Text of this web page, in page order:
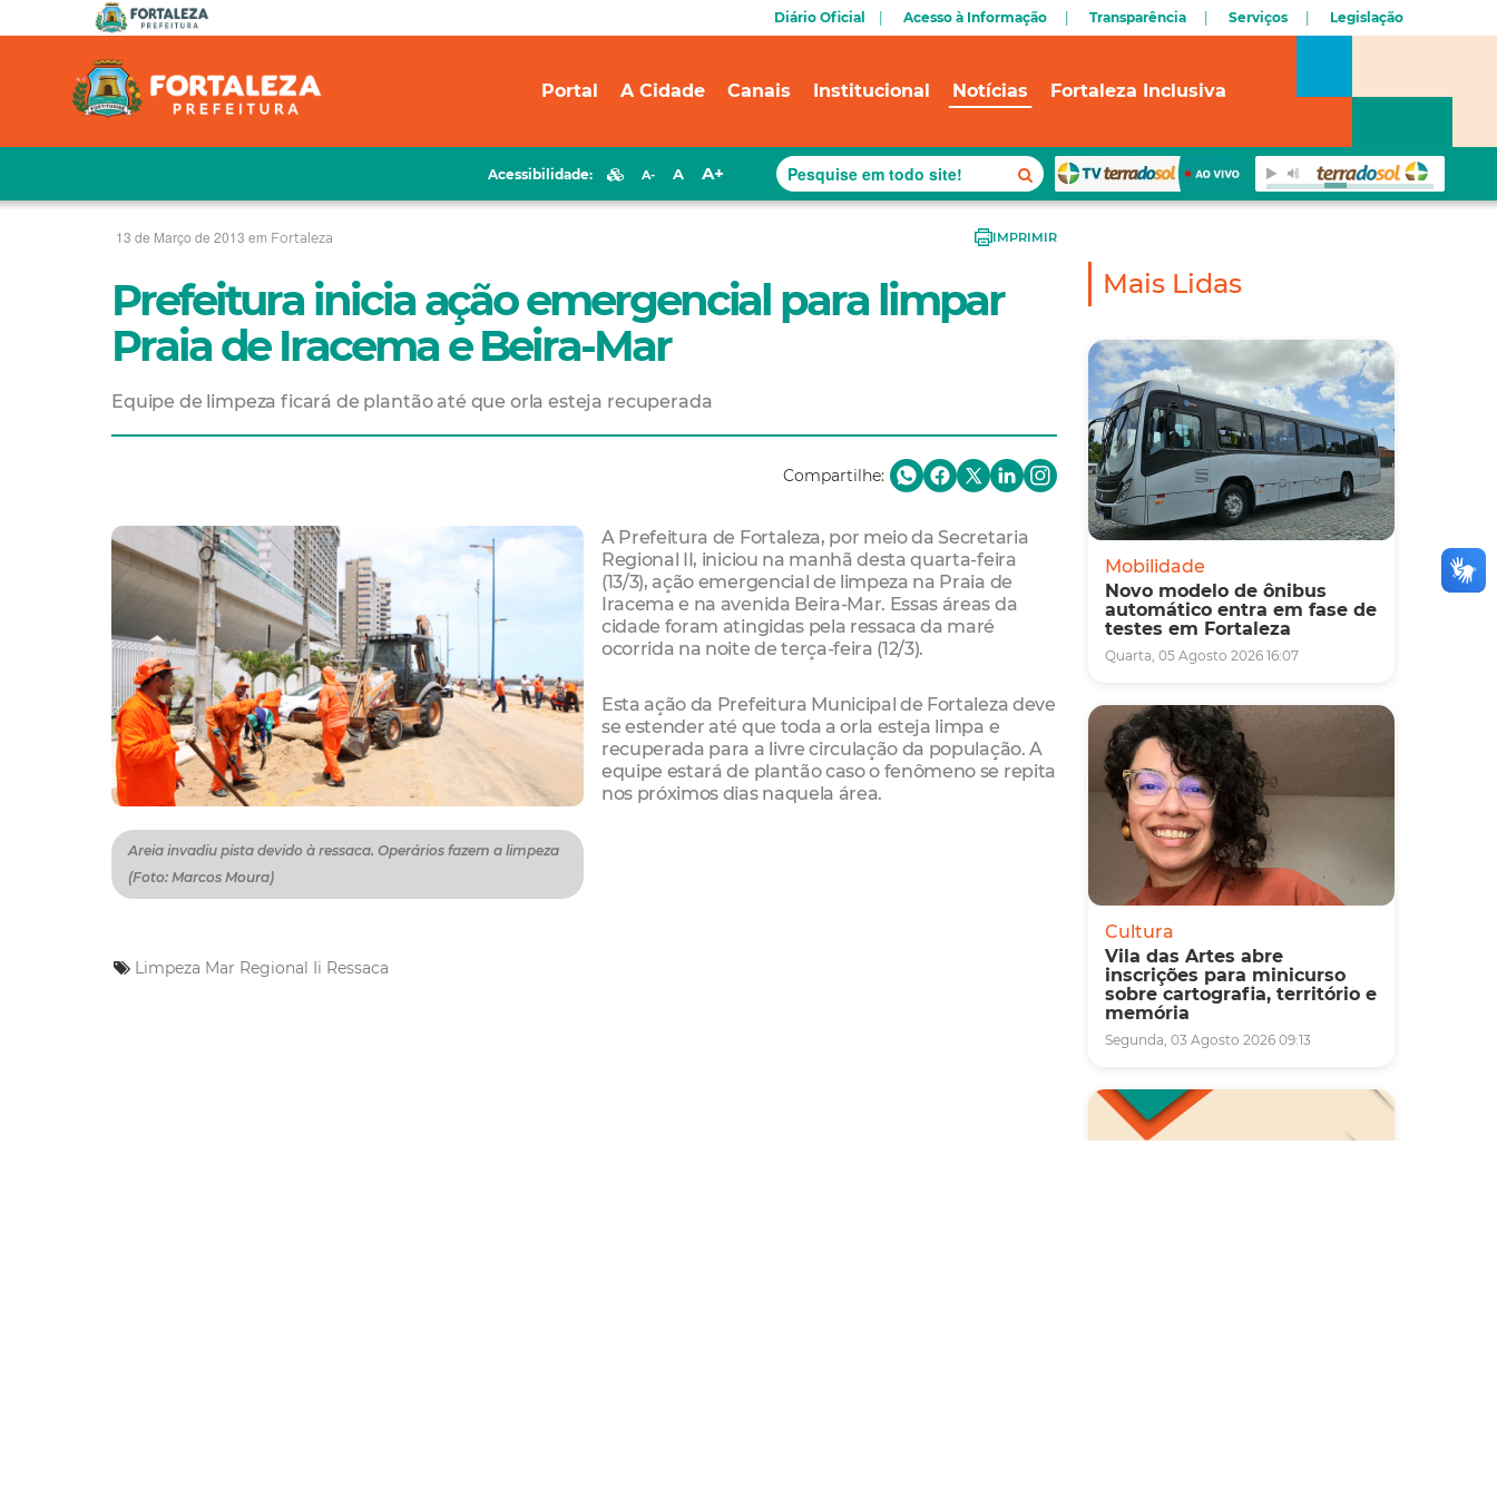
Diário Oficial Acesso à Informação Transparência Serviços Legislação
Portal A Cidade Canais Institucional Notícias Fortaleza Inclusiva
Acessibilidade: A- A A+
13 de Março de 2013 em Fortaleza IMPRIMIR
Prefeitura inicia ação emergencial para limpar
Praia de Iracema e Beira-Mar
Equipe de limpeza ficará de plantão até que orla esteja recuperada
Compartilhe:
Areia invadiu pista devido à ressaca. Operários fazem a limpeza
(Foto: Marcos Moura)
A Prefeitura de Fortaleza, por meio da Secretaria
Regional II, iniciou na manhã desta quarta-feira
(13/3), ação emergencial de limpeza na Praia de
Iracema e na avenida Beira-Mar. Essas áreas da
cidade foram atingidas pela ressaca da maré
ocorrida na noite de terça-feira (12/3).
Esta ação da Prefeitura Municipal de Fortaleza deve
se estender até que toda a orla esteja limpa e
recuperada para a livre circulação da população. A
equipe estará de plantão caso o fenômeno se repita
nos próximos dias naquela área.
Limpeza Mar Regional Ii Ressaca
Mais Lidas
Mobilidade
Novo modelo de ônibus
automático entra em fase de
testes em Fortaleza
Quarta, 05 Agosto 2026 16:07
Cultura
Vila das Artes abre
inscrições para minicurso
sobre cartografia, território e
memória
Segunda, 03 Agosto 2026 09:13